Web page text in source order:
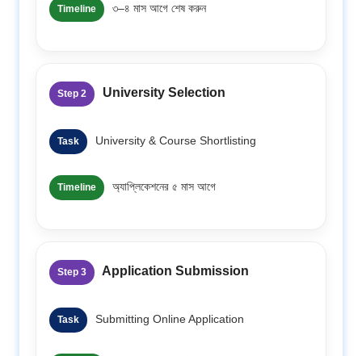
Timeline ৩–৪ মাস আগে শেষ করুন
Step 2 University Selection
Task University & Course Shortlisting
Timeline অ্যাপ্লিকেশনের ৫ মাস আগে
Step 3 Application Submission
Task Submitting Online Application